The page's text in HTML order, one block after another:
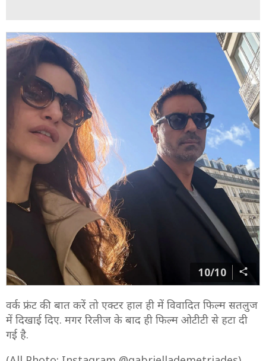
10/10
वर्क फ्रंट की बात करें तो एक्टर हाल ही में विवादित फिल्म सतलुज
में दिखाई दिए. मगर रिलीज के बाद ही फिल्म ओटीटी से हटा दी
गई है.